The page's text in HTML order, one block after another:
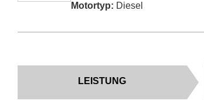
Motortyp: Diesel
LEISTUNG